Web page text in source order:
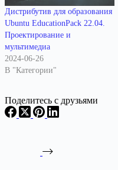
Дистрибутив для образования
Ubuntu EducationPack 22.04.
Проектирование и
мультимедиа
2024-06-26
В "Категории"
Поделитесь с друзьями